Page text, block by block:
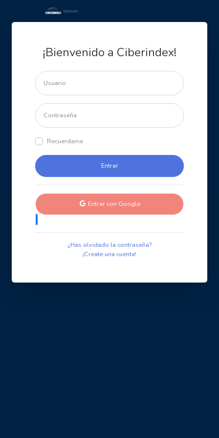
¡Bienvenido a Ciberindex!
Recuerdame
Entrar con Google
¿Has olvidado la contraseña?
¡Create una cuenta!